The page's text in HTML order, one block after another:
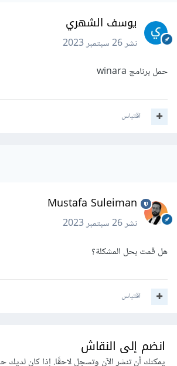
يوسف الشهري
نشر26 سبتمبر 2023
حمل برنامج winara
اقتباس
Mustafa Suleiman
نشر26 سبتمبر 2023
هل قمت بحل المشكلة؟
اقتباس
انضم إلى النقاش
يمكنك أن تنشر الآن وتسجل لاحقًا. إذا كان لديك